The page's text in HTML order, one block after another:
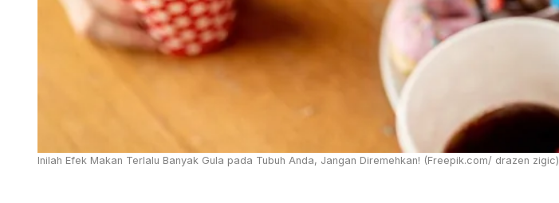
Inilah Efek Makan Terlalu Banyak Gula pada Tubuh Anda, Jangan Diremehkan! (Freepik.com/ drazen zigic)